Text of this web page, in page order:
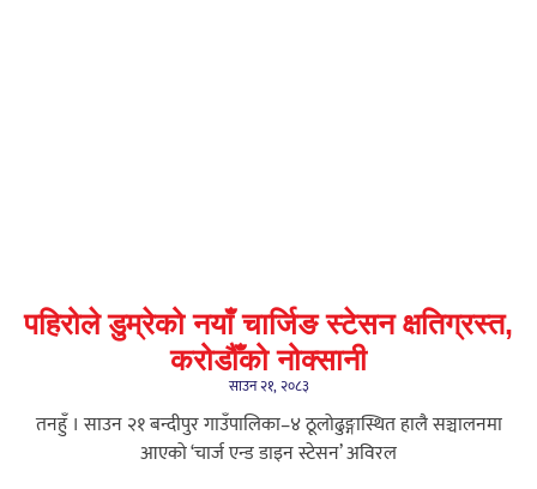
पहिरोले डुम्रेको नयाँ चार्जिङ स्टेसन क्षतिग्रस्त,
करोडौँको नोक्सानी
साउन २१, २०८३
तनहुँ । साउन २१ बन्दीपुर गाउँपालिका–४ ठूलोढुङ्गास्थित हालै सञ्चालनमा
आएको ‘चार्ज एन्ड डाइन स्टेसन’ अविरल